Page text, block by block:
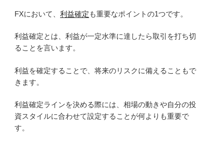
FXにおいて、 利益確定 も重要なポイントの1つです。
利益確定とは、利益が一定水準に達したら取引を打ち切
ることを言います。
利益を確定することで、将来のリスクに備えることもで
きます。
利益確定ラインを決める際には、相場の動きや自分の投
資スタイルに合わせて設定することが何よりも重要で
す。